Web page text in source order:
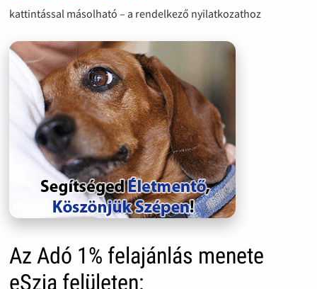
kattintással másolható – a rendelkező nyilatkozathoz
Az Adó 1% felajánlás menete
eSzja felületen: